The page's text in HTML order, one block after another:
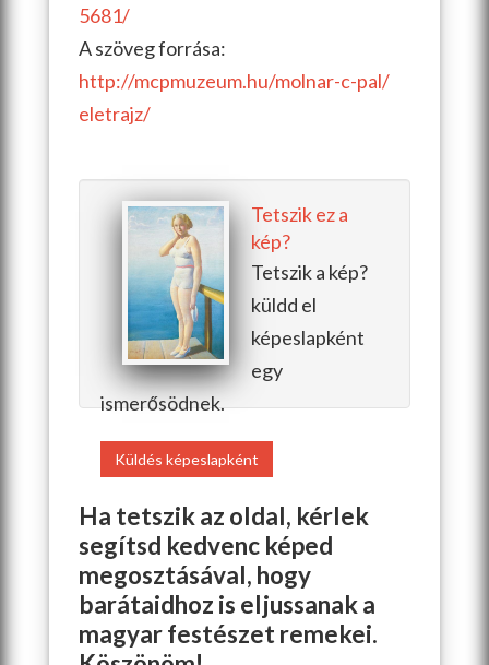
5681/
A szöveg forrása:
http://mcpmuzeum.hu/molnar-c-pal/
eletrajz/
Tetszik ez a
kép?
Tetszik a kép?
küldd el
képeslapként
egy
ismerősödnek.
Küldés képeslapként
Ha tetszik az oldal, kérlek
segítsd kedvenc képed
megosztásával, hogy
barátaidhoz is eljussanak a
magyar festészet remekei.